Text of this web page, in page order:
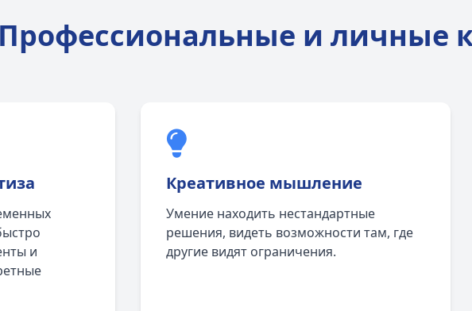
Профессиональные и личные
и
Креативное мышление
Умение находить нестандартные
решения, видеть возможности там, где
другие видят ограничения.